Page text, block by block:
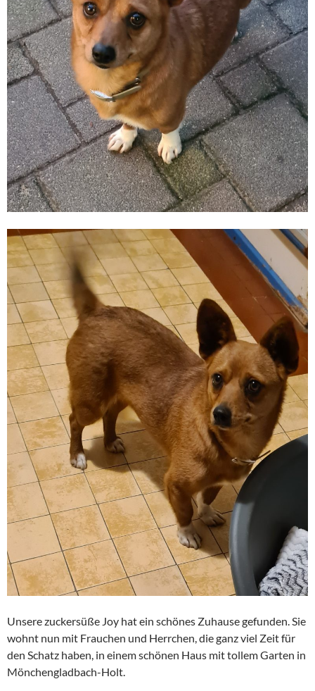
Unsere zuckersüße Joy hat ein schönes Zuhause gefunden. Sie
wohnt nun mit Frauchen und Herrchen, die ganz viel Zeit für
den Schatz haben, in einem schönen Haus mit tollem Garten in
Mönchengladbach-Holt.